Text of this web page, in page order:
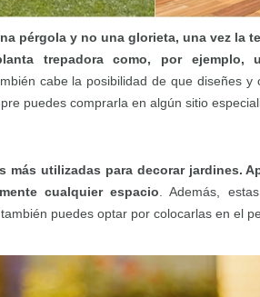
pérgola y no una glorieta, una vez la
trepadora como, por ejemplo,
cabe la posibilidad de que diseñes y
puedes comprarla en algún sitio
más utilizadas para decorar jardines.
cualquier espacio . Además,
puedes optar por colocarlas en el